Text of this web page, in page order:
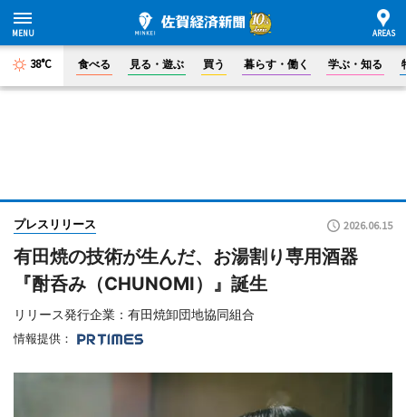
38°C 食べる 見る・遊ぶ 買う 暮らす・働く 学ぶ・知る
プレスリリース 2026.06.15
有田焼の技術が生んだ、お湯割り専用酒器
『酎呑み（CHUNOMI）』誕生
リリース発行企業：有田焼卸団地協同組合
情報提供：